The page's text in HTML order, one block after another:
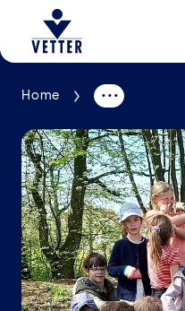
Unternehmen
Verantwortung
Services
Standorte
Home